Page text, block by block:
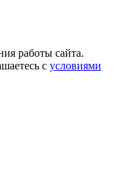
работы сайта.
с условиями